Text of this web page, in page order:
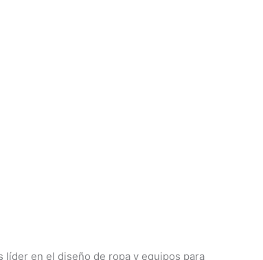
líder en el diseño de ropa y equipos para